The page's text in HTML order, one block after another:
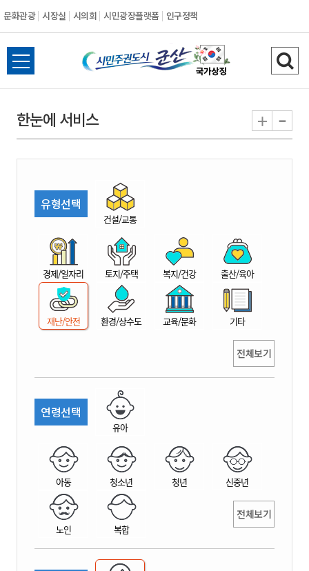
문화관광 시장실 시의회 시민광장플랫폼 인구정책
시
민
권
시
산
전
체
뉴
열
검
색
기
한눈에 서비스 + -
유형선택
건설/교통
경제/일자리 토지/주택 복지/건강 출산/육아
재난/안전 환경/상수도 교육/문화 기타
전체보기
연령선택
유아
아동 청소년 청년 신중년
노인 복합
전체보기